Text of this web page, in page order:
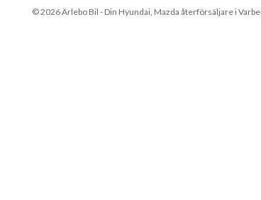
© 2026 Ärlebo Bil - Din Hyundai, Mazda återförsäljare i